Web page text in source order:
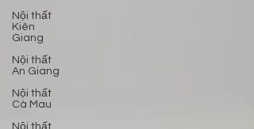
Nội thất
Kiên
Giang
Nội thất
An Giang
Nội thất
Cà Mau
Nội thất